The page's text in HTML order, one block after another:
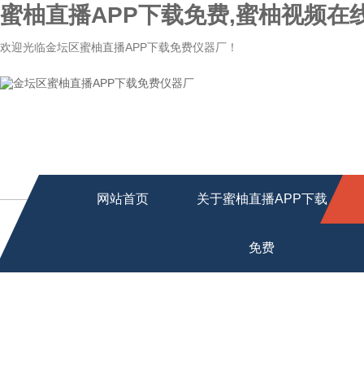
蜜柚直播APP下载免费,蜜柚视频在
欢迎光临金坛区蜜柚直播APP下载免费仪器厂！
网站首页 关于蜜柚直播APP下载
免费